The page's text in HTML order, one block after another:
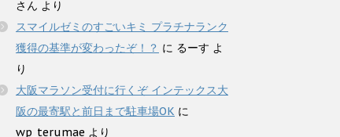
さん より
スマイルゼミのすごいキミ プラチナランク
獲得の基準が変わったぞ！？ に るーす よ
り
大阪マラソン受付に行くぞ インテックス大
阪の最寄駅と前日まで駐車場OK に
wp_terumae より